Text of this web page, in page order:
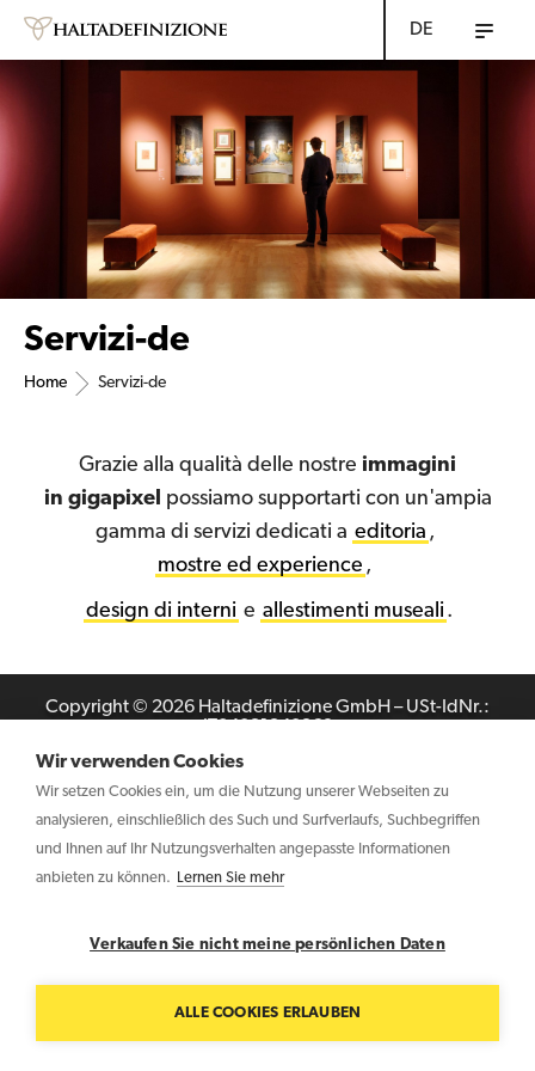
Wir verwenden Cookies
Wir setzen Cookies ein, um die Nutzung unserer Webseiten zu
analysieren, einschließlich des Such und Surfverlaufs, Suchbegriffen
und Ihnen auf Ihr Nutzungsverhalten angepasste Informationen
anbieten zu können.
Lernen Sie mehr
Verkaufen Sie nicht meine persönlichen Daten
ALLE COOKIES ERLAUBEN
DE
Servizi-de
Home Servizi-de
Grazie alla qualità delle nostre immagini
in gigapixel possiamo supportarti con un'ampia
gamma di servizi dedicati a editoria ,
mostre ed experience ,
design di interni e allestimenti museali .
Copyright © 2026 Haltadefinizione GmbH – USt-IdNr.:
Kontaktieren sie uns Datenschutzerklärung
Cookie
Policy